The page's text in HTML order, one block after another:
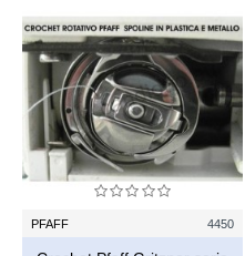
PFAFF 4450